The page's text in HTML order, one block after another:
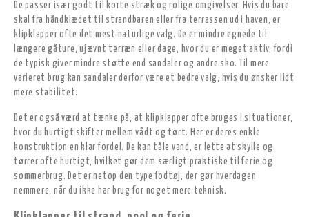
De passer især godt til korte stræk og rolige omgivelser. Hvis du bare
skal fra håndklædet til strandbaren eller fra terrassen ud i haven, er
klipklapper ofte det mest naturlige valg. De er mindre egnede til
længere gåture, ujævnt terræn eller dage, hvor du er meget aktiv, fordi
de typisk giver mindre støtte end sandaler og andre sko. Til mere
varieret brug kan sandaler derfor være et bedre valg, hvis du ønsker lidt
mere stabilitet.
Det er også værd at tænke på, at klipklapper ofte bruges i situationer,
hvor du hurtigt skifter mellem vådt og tørt. Her er deres enkle
konstruktion en klar fordel. De kan tåle vand, er lette at skylle og
tørrer ofte hurtigt, hvilket gør dem særligt praktiske til ferie og
sommerbrug. Det er netop den type fodtøj, der gør hverdagen
nemmere, når du ikke har brug for noget mere teknisk.